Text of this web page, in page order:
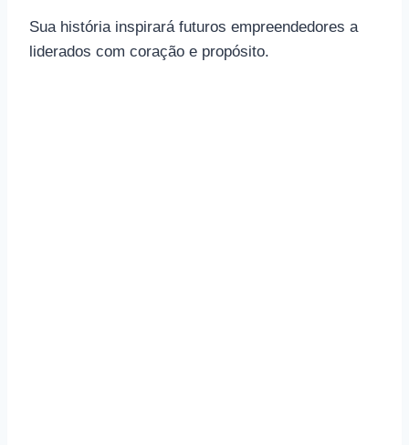
Sua história inspirará futuros empreendedores a
liderados com coração e propósito.